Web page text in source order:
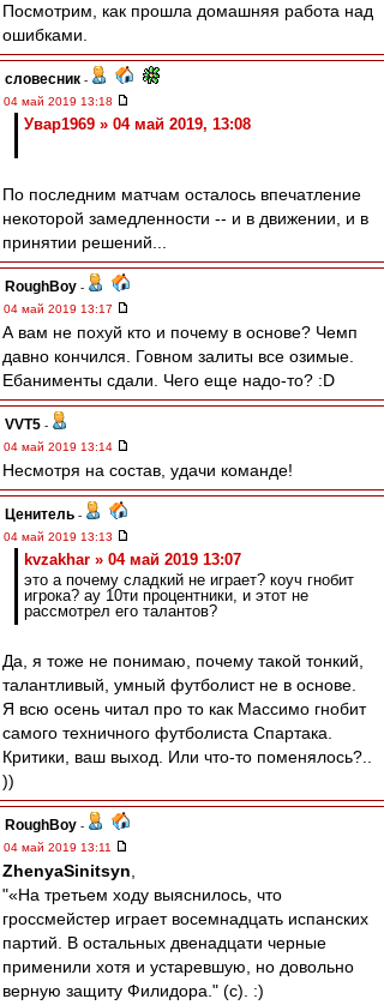
Посмотрим, как прошла домашняя работа над
ошибками.
словесник -
04 май 2019 13:18
Увар1969 » 04 май 2019, 13:08
По последним матчам осталось впечатление
некоторой замедленности -- и в движении, и в
принятии решений...
RoughBoy -
04 май 2019 13:17
А вам не похуй кто и почему в основе? Чемп
давно кончился. Говном залиты все озимые.
Ебанименты сдали. Чего еще надо-то? :D
VVT5 -
04 май 2019 13:14
Несмотря на состав, удачи команде!
Ценитель -
04 май 2019 13:13
kvzakhar » 04 май 2019 13:07
это а почему сладкий не играет? коуч гнобит
игрока? ау 10ти процентники, и этот не
рассмотрел его талантов?
Да, я тоже не понимаю, почему такой тонкий,
талантливый, умный футболист не в основе.
Я всю осень читал про то как Массимо гнобит
самого техничного футболиста Спартака.
Критики, ваш выход. Или что-то поменялось?..
))
RoughBoy -
04 май 2019 13:11
ZhenyaSinitsyn
"«На третьем ходу выяснилось, что
гроссмейстер играет восемнадцать испанских
партий. В остальных двенадцати черные
применили хотя и устаревшую, но довольно
верную защиту Филидора." (c). :)